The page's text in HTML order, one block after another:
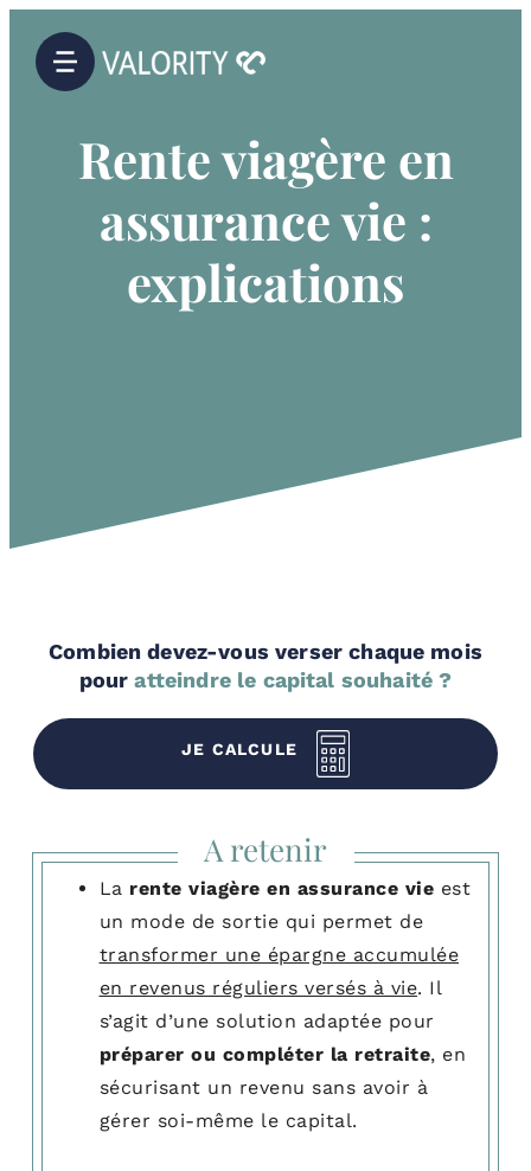
Rente viagère en
assurance vie :
explications
Combien devez-vous verser chaque mois
pouratteindre le capital souhaité ?
JE CALCULE
A retenir
La rente viagère en assurance vie est
un mode de sortie qui permet de
transformer une épargne accumulée
en revenus réguliers versés à vie. Il
s’agit d’une solution adaptée pour
préparer ou compléter la retraite, en
sécurisant un revenu sans avoir à
gérer soi-même le capital.